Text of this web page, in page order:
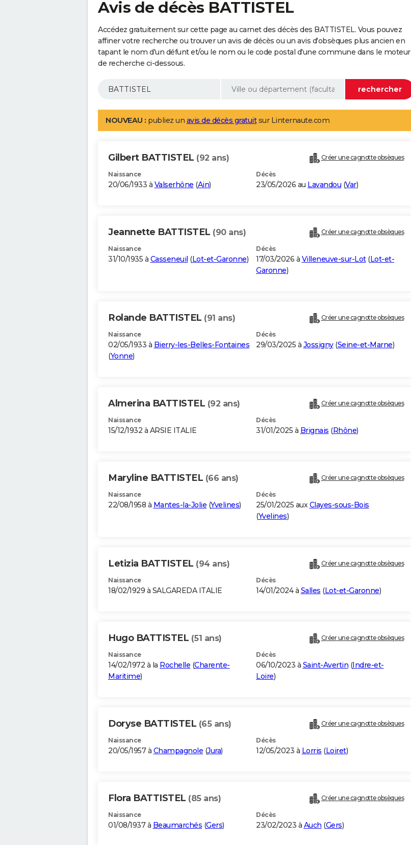
Avis de décès BATTISTEL
Accédez gratuitement sur cette page au carnet des décès des BATTISTEL. Vous pouvez
affiner votre recherche ou trouver un avis de décès ou un avis d'obsèques plus ancien en
tapant le nom d'un défunt et/ou le nom ou le code postal d'une commune dans le moteur
de recherche ci-dessous.
NOUVEAU : publiez un avis de décès gratuitsur Linternaute.com
Gilbert BATTISTEL (92 ans) Créer une cagnotte obsèques
Naissance
20/06/1933 à Valserhône (Ain)
Décès
23/05/2026 au Lavandou (Var)
Jeannette BATTISTEL (90 ans) Créer une cagnotte obsèques
Naissance
31/10/1935 à Casseneuil (Lot-et-Garonne)
Décès
17/03/2026 à Villeneuve-sur-Lot(Lot-et-
Garonne)
Rolande BATTISTEL (91 ans) Créer une cagnotte obsèques
Naissance
02/05/1933 à Bierry-les-Belles-Fontaines
(Yonne)
Décès
29/03/2025 à Jossigny(Seine-et-Marne)
Almerina BATTISTEL (92 ans) Créer une cagnotte obsèques
Naissance
15/12/1932 à ARSIE ITALIE
Décès
31/01/2025 à Brignais (Rhône)
Maryline BATTISTEL (66 ans) Créer une cagnotte obsèques
Naissance
22/08/1958 à Mantes-la-Jolie (Yvelines)
Décès
25/01/2025 auxClayes-sous-Bois
(Yvelines)
Letizia BATTISTEL (94 ans) Créer une cagnotte obsèques
Naissance
18/02/1929 à SALGAREDA ITALIE
Décès
14/01/2024 à Salles (Lot-et-Garonne)
Hugo BATTISTEL (51 ans) Créer une cagnotte obsèques
Naissance
14/02/1972 à la Rochelle (Charente-
Maritime)
Décès
06/10/2023 à Saint-Avertin (Indre-et-
Loire)
Doryse BATTISTEL (65 ans) Créer une cagnotte obsèques
Naissance
20/05/1957 à Champagnole (Jura)
Décès
12/05/2023 à Lorris (Loiret)
Flora BATTISTEL (85 ans) Créer une cagnotte obsèques
Naissance
01/08/1937 à Beaumarchés (Gers)
Décès
23/02/2023 à Auch (Gers)